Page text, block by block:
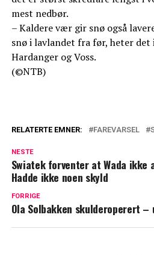
mest nedbør.
– Kaldere vær gir snø også
snø i lavlandet fra før, heter det
Hardanger og Voss.
(©NTB)
RELATERTE EMNER: FAREVARSEL
NESTE
Swiatek forventer at Wada ikke
Hadde ikke noen skyld
FORRIGE
Ola Solbakken skulderoperert